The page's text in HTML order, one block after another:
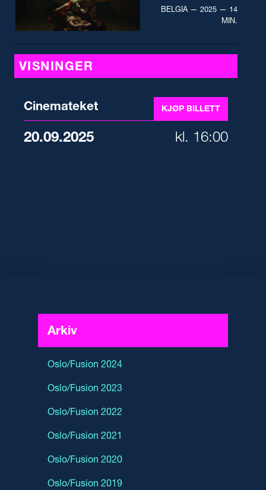
BELGIA — 2025 — 14
MIN.
VISNINGER
Cinemateket KJØP BILLETT
20.09.2025 kl. 16:00
Arkiv
Oslo/Fusion 2024
Oslo/Fusion 2023
Oslo/Fusion 2022
Oslo/Fusion 2021
Oslo/Fusion 2020
Oslo/Fusion 2019